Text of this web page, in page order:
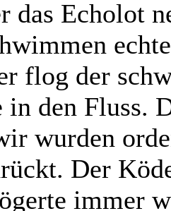
das Echolot
flog der
in den Fluss.
wurden
Der
immer